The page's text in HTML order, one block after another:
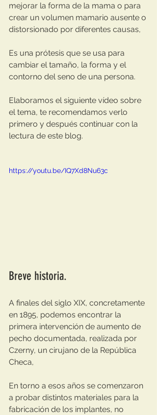
mejorar la forma de la mama o para
crear un volumen mamario ausente o
distorsionado por diferentes causas,
Es una prótesis que se usa para
cambiar el tamaño, la forma y el
contorno del seno de una persona.
Elaboramos el siguiente vídeo sobre
el tema, te recomendamos verlo
primero y después continuar con la
lectura de este blog.
https://youtu.be/IQ7Xd8Nu63c
Breve historia.
A finales del siglo XIX, concretamente
en 1895, podemos encontrar la
primera intervención de aumento de
pecho documentada, realizada por
Czerny, un cirujano de la República
Checa,
En torno a esos años se comenzaron
a probar distintos materiales para la
fabricación de los implantes, no